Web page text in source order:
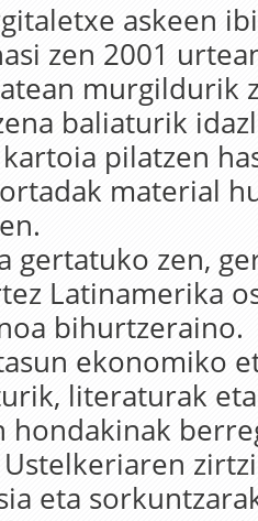
askeen
zen 2001
murgildurik
baliaturik
pilatzen
material
gertatuko zen,
Latinamerika
bihurtzeraino.
ekonomiko
literaturak
hondakinak
eta